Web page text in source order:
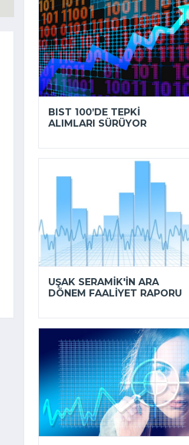
BIST 100’DE TEPKI
ALIMLARI SÜRÜYOR
UŞAK SERAMIK'IN ARA
DÖNEM FAALIYET RAPORU